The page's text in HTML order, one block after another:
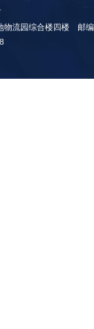
物流园综合楼四楼 邮